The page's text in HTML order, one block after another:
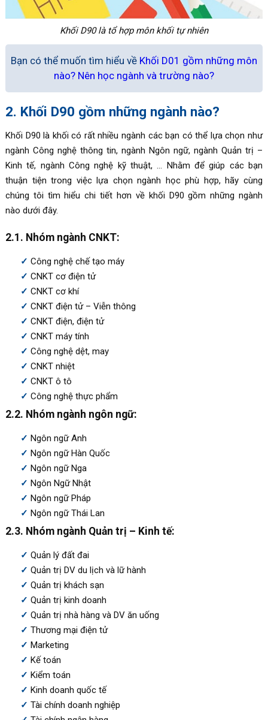
Khối D90 là tổ hợp môn khối tự nhiên
Bạn có thể muốn tìm hiểu về Khối D01 gồm những môn
nào? Nên học ngành và trường nào?
2. Khối D90 gồm những ngành nào?
Khối D90 là khối có rất nhiều ngành các bạn có thể lựa chọn như
ngành Công nghệ thông tin, ngành Ngôn ngữ, ngành Quản trị –
Kinh tế, ngành Công nghệ kỹ thuật, … Nhằm để giúp các bạn
thuận tiện trong việc lựa chọn ngành học phù hợp, hãy cùng
chúng tôi tìm hiểu chi tiết hơn về khối D90 gồm những ngành
nào dưới đây.
2.1. Nhóm ngành CNKT:
Công nghệ chế tạo máy
CNKT cơ điện tử
CNKT cơ khí
CNKT điện tử – Viễn thông
CNKT điện, điện tử
CNKT máy tính
Công nghệ dệt, may
CNKT nhiệt
CNKT ô tô
Công nghệ thực phẩm
2.2. Nhóm ngành ngôn ngữ:
Ngôn ngữ Anh
Ngôn ngữ Hàn Quốc
Ngôn ngữ Nga
Ngôn Ngữ Nhật
Ngôn ngữ Pháp
Ngôn ngữ Thái Lan
2.3. Nhóm ngành Quản trị – Kinh tế:
Quản lý đất đai
Quản trị DV du lịch và lữ hành
Quản trị khách sạn
Quản trị kinh doanh
Quản trị nhà hàng và DV ăn uống
Thương mại điện tử
Marketing
Kế toán
Kiểm toán
Kinh doanh quốc tế
Tài chính doanh nghiệp